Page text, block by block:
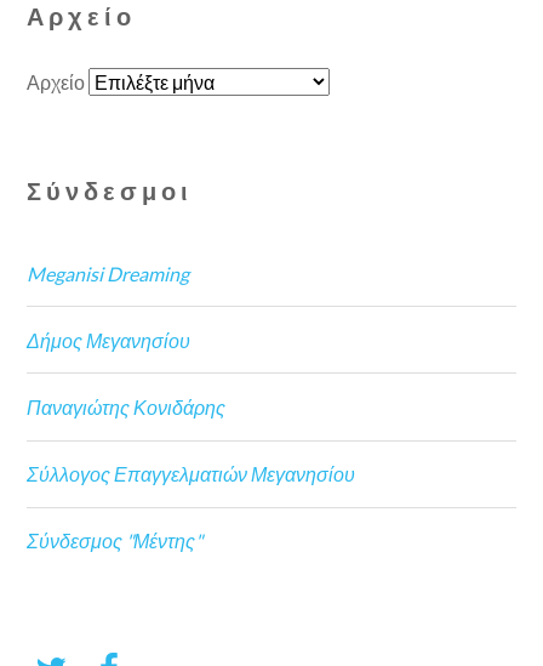
Αρχείο
Αρχείο
Σύνδεσμοι
Meganisi Dreaming
Δήμος Μεγανησίου
Παναγιώτης Κονιδάρης
Σύλλογος Επαγγελματιών Μεγανησίου
Σύνδεσμος "Μέντης"